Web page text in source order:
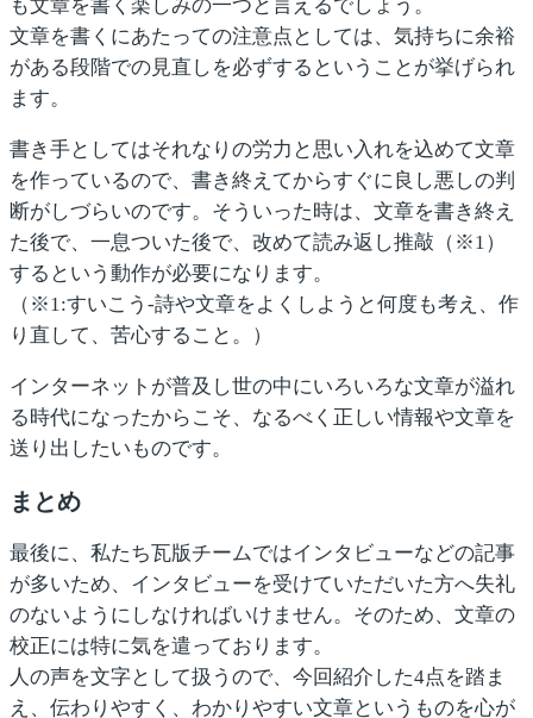
も文章を書く楽しみの一つと言えるでしょう。
文章を書くにあたっての注意点としては、気持ちに余裕
がある段階での見直しを必ずするということが挙げられ
ます。
書き手としてはそれなりの労力と思い入れを込めて文章
を作っているので、書き終えてからすぐに良し悪しの判
断がしづらいのです。そういった時は、文章を書き終え
た後で、一息ついた後で、改めて読み返し推敲（※1）
するという動作が必要になります。
（※1:すいこう-詩や文章をよくしようと何度も考え、作
り直して、苦心すること。）
インターネットが普及し世の中にいろいろな文章が溢れ
る時代になったからこそ、なるべく正しい情報や文章を
送り出したいものです。
まとめ
最後に、私たち瓦版チームではインタビューなどの記事
が多いため、インタビューを受けていただいた方へ失礼
のないようにしなければいけません。そのため、文章の
校正には特に気を遣っております。
人の声を文字として扱うので、今回紹介した4点を踏ま
え、 伝わりやすく、わかりやすい文章というものを心が